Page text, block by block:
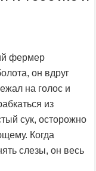
фермер
он вдруг
на голос и
из
сук, осторожно
Когда
слезы, он весь